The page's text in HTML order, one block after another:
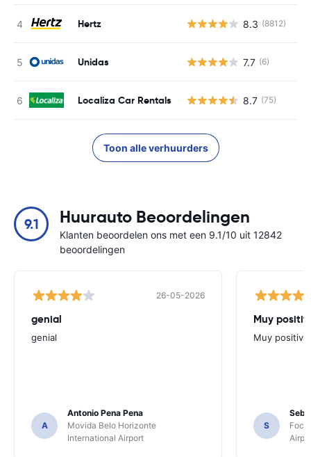
Hertz 8.3 (8812)
Unidas 7.7 (6)
Localiza Car Rentals 8.7 (75)
Toon alle verhuurders
9.1 Huurauto Beoordelingen
Klanten beoordelen ons met een 9.1/10 uit 12842
beoordelingen
26-05-2026
genial
genial
A
Antonio Pena Pena
Movida Belo Horizonte
International Airport
Muy
Muy positiva
S
Foco